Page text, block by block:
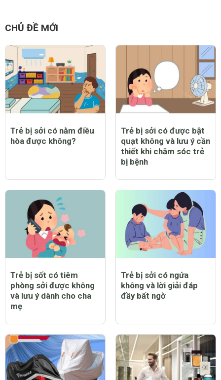
CHỦ ĐỀ MỚI
Trẻ bị sởi có nằm điều
hòa được không?
Trẻ bị sởi có được bật
quạt không và lưu ý cần
thiết khi chăm sóc trẻ
bị bệnh
Trẻ bị sốt có tiêm
phòng sởi được không
và lưu ý dành cho cha
mẹ
Trẻ bị sởi có ngứa
không và lời giải đáp
đầy bất ngờ